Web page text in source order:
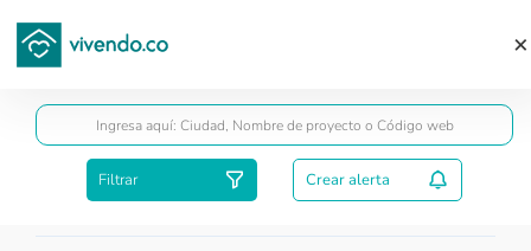
Filtrar Crear alerta